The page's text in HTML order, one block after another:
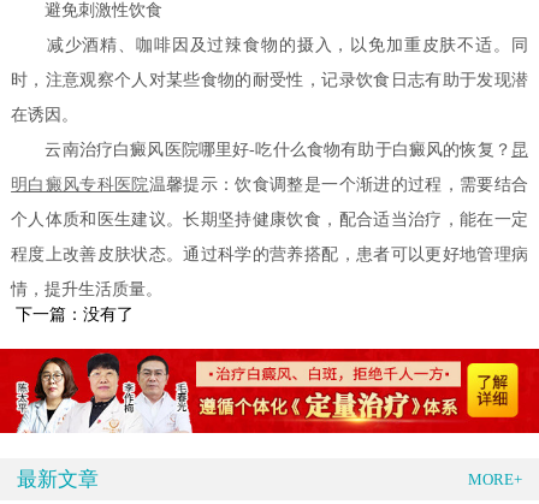
避免刺激性饮食
减少酒精、咖啡因及过辣食物的摄入，以免加重皮肤不适。同
时，注意观察个人对某些食物的耐受性，记录饮食日志有助于发现潜
在诱因。
云南治疗白癜风医院哪里好-吃什么食物有助于白癜风的恢复？ 昆
明白癜风专科医院温馨提示：饮食调整是一个渐进的过程，需要结合
个人体质和医生建议。长期坚持健康饮食，配合适当治疗，能在一定
程度上改善皮肤状态。通过科学的营养搭配，患者可以更好地管理病
情，提升生活质量。
下一篇：没有了
最新文章 MORE+